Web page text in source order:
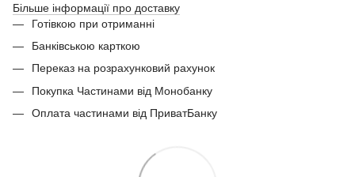
Більше інформації про доставку
Готівкою при отриманні
Банківською карткою
Переказ на розрахунковий рахунок
Покупка Частинами від Монобанку
Оплата частинами від ПриватБанку